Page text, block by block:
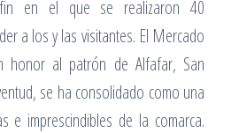
en el que se realizaron 40
a los y las visitantes. El Mercado
honor al patrón de Alfafar, San
se ha consolidado como una
e imprescindibles de la comarca.